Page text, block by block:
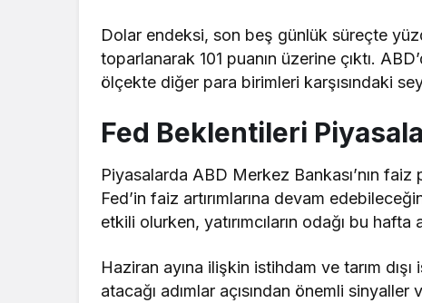
Dolar endeksi, son beş günlük süreçte
toparlanarak 101 puanın üzerine çıktı.
ölçekte diğer para birimleri karşısındaki
Fed Beklentileri
Piyasalarda ABD Merkez Bankası’nın
Fed’in faiz artırımlarına devam
etkili olurken, yatırımcıların odağı bu
Haziran ayına ilişkin istihdam ve tarım
atacağı adımlar açısından önemli